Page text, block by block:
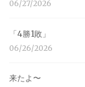
06/27/2026
「4勝1敗」
06/26/2026
来たよ〜